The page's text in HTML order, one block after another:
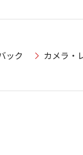
ック
カメラ・